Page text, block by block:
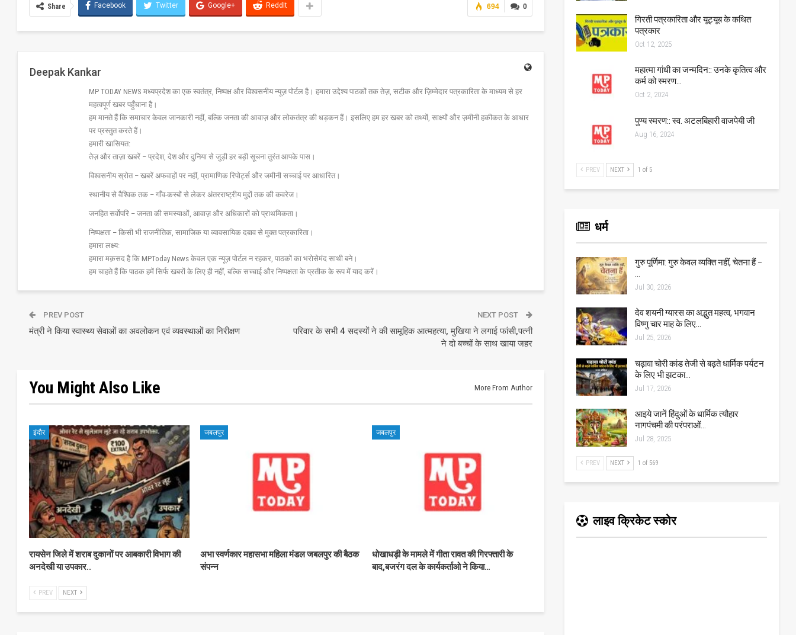
0
694
Share Facebook Twitter Google+ ReddIt
Deepak Kankar
MP TODAY NEWS मध्यप्रदेश का एक स्वतंत्र, निष्पक्ष और विश्वसनीय न्यूज़ पोर्टल है। हमारा उद्देश्य पाठकों तक तेज़, सटीक और ज़िम्मेदार पत्रकारिता के माध्यम से हर
महत्वपूर्ण खबर पहुँचाना है।
हम मानते हैं कि समाचार केवल जानकारी नहीं, बल्कि जनता की आवाज़ और लोकतंत्र की धड़कन हैं। इसलिए हम हर खबर को तथ्यों, साक्ष्यों और ज़मीनी हकीकत के आधार
पर प्रस्तुत करते हैं।
हमारी खासियत:
तेज़ और ताज़ा खबरें – प्रदेश, देश और दुनिया से जुड़ी हर बड़ी सूचना तुरंत आपके पास।
विश्वसनीय स्रोत – खबरें अफवाहों पर नहीं, प्रामाणिक रिपोर्ट्स और जमीनी सच्चाई पर आधारित।
स्थानीय से वैश्विक तक – गाँव-कस्बों से लेकर अंतरराष्ट्रीय मुद्दों तक की कवरेज।
जनहित सर्वोपरि – जनता की समस्याओं, आवाज़ और अधिकारों को प्राथमिकता।
निष्पक्षता – किसी भी राजनीतिक, सामाजिक या व्यावसायिक दबाव से मुक्त पत्रकारिता।
हमारा लक्ष्य:
हमारा मक़सद है कि MPToday News केवल एक न्यूज़ पोर्टल न रहकर, पाठकों का भरोसेमंद साथी बने।
हम चाहते हैं कि पाठक हमें सिर्फ खबरों के लिए ही नहीं, बल्कि सच्चाई और निष्पक्षता के प्रतीक के रूप में याद करें।
PREV POST
मंत्री ने किया स्वास्थ्य सेवाओं का अवलोकन एवं व्यवस्थाओं का निरीक्षण
NEXT POST
परिवार के सभी 4 सदस्यों ने की सामूहिक आत्महत्या, मुखिया ने लगाई फांसी,पत्नी
ने दो बच्चों के साथ खाया जहर
You Might Also Like More From Author
इंदौर
रायसेन जिले में शराब दुकानों पर आबकारी विभाग की
अनदेखी या उपकार..
जबलपुर
अभा स्वर्णकार महासभा महिला मंडल जबलपुर की बैठक
संपन्न
जबलपुर
धोखाधड़ी के मामले में गीता रावत की गिरफ्तारी के
बाद,बजरंग दल के कार्यकर्ताओ ने किया…
PREV NEXT
गिरती पत्रकारिता और यूट्यूब के कथित
पत्रकार
Oct 12, 2025
महात्मा गांधी का जन्मदिन:: उनके कृतित्व और
कर्म को स्मरण…
Oct 2, 2024
पुण्य स्मरण:: स्व. अटलबिहारी वाजपेयी जी
Aug 16, 2024
PREV NEXT 1 of 5
धर्म
गुरु पूर्णिमा: गुरु केवल व्यक्ति नहीं, चेतना हैं –
Jul 30, 2026
देव शयनी ग्यारस का अद्भुत महत्व, भगवान
विष्णु चार माह के लिए…
Jul 25, 2026
चढ़ावा चोरी कांड तेजी से बढ़ते धार्मिक पर्यटन
के लिए भी झटका…
Jul 17, 2026
आइये जानें हिंदुओं के धार्मिक त्यौहार
नागपंचमी की परंपराओं…
Jul 28, 2025
PREV NEXT 1 of 569
लाइव क्रिकेट स्कोर